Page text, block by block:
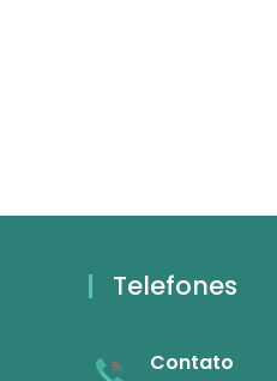
Telefones
Contato